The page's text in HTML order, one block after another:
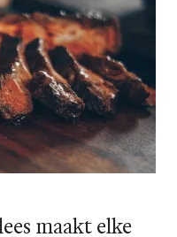
maakt elke